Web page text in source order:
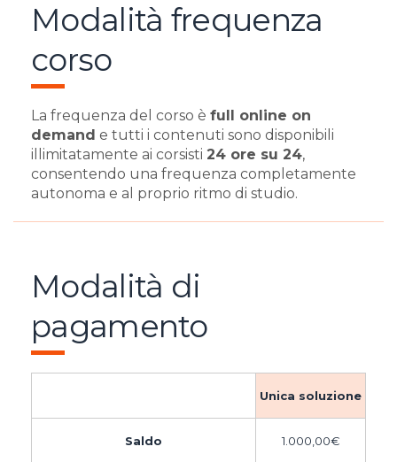
Modalità frequenza
corso
La frequenza del corso è full online on
demand e tutti i contenuti sono disponibili
illimitatamente ai corsisti 24 ore su 24,
consentendo una frequenza completamente
autonoma e al proprio ritmo di studio.
Modalità di
pagamento
Unica soluzione
Saldo 1.000,00€